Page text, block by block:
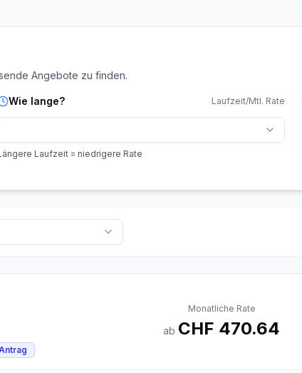
Angebote zu finden.
Wie lange? Laufzeit/Mtl. Rate
Laufzeit = niedrigere Rate
Monatliche Rate
ab CHF 470.64